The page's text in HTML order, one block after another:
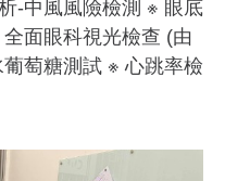
-中風風險檢測 ※ 眼底
面眼科視光檢查 (由
萄糖測試 ※ 心跳率檢